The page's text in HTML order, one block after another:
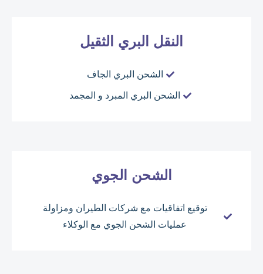
النقل البري الثقيل
الشحن البري الجاف
الشحن البري المبرد و المجمد
الشحن الجوي
توقيع اتفاقيات مع شركات الطيران ومزاولة
عمليات الشحن الجوي مع الوكلاء